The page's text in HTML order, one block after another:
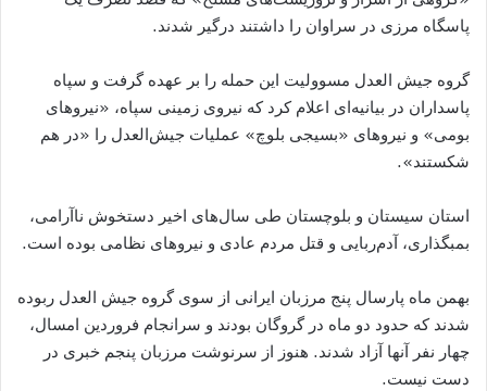
پاسگاه مرزی در سراوان را داشتند درگیر شدند.
گروه جیش العدل مسوولیت این حمله را بر عهده گرفت و سپاه
پاسداران در بیانیه‌ای اعلام کرد که نیروی زمینی سپاه، «نیروهای
بومی» و نیروهای «بسیجی بلوچ» عملیات جیش‌العدل را «در هم
شکستند».
استان سیستان و بلوچستان طی سال‌های اخیر دستخوش نا‌آرامی،
بمبگذاری، آدم‌ربایی و قتل مردم عادی و نیروهای نظامی بوده است.
بهمن ماه پارسال پنج مرزبان ایرانی از سوی گروه جیش العدل ربوده
شدند که حدود دو ماه در گروگان بودند و سرانجام فروردین امسال،
چهار نفر آنها آزاد شدند. هنوز از سرنوشت مرزبان پنجم خبری در
دست نیست.